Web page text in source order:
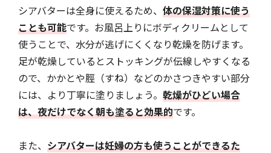
シアバターは全身に使えるため、 体の保湿対策に使う
ことも可能です。お風呂上りにボディクリームとして
使うことで、水分が逃げにくくなり乾燥を防げます。
足が乾燥しているとストッキングが伝線しやすくなる
ので、かかとや脛（すね）などのかさつきやすい部分
には、より丁寧に塗りましょう。 乾燥がひどい場合
は、夜だけでなく朝も塗ると効果的です。
また、 シアバターは妊婦の方も使うことができるた